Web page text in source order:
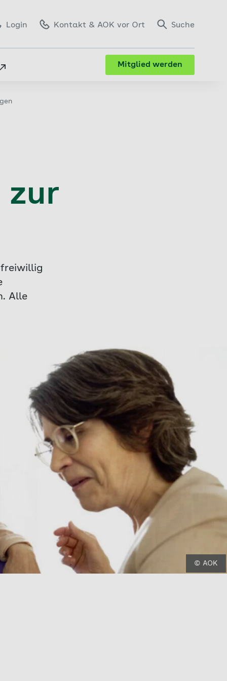
Login Kontakt & AOK vor Ort Suche
Mitglied werden
zur
freiwillig
Alle
© AOK